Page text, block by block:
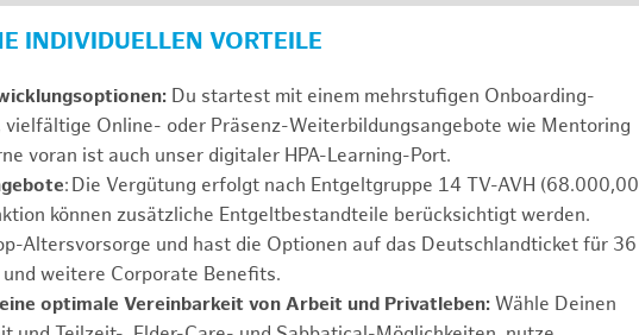
INDIVIDUELLEN VORTEILE
Du startest mit einem mehrstufigen Onboarding-
vielfältige Online- oder Präsenz-Weiterbildungsangebote wie Mentoring
voran ist auch unser digitaler HPA-Learning-Port.
: Die Vergütung erfolgt nach Entgeltgruppe 14 TV-AVH (68.000,00
können zusätzliche Entgeltbestandteile berücksichtigt werden.
Altersvorsorge und hast die Optionen auf das Deutschlandticket für 36
weitere Corporate Benefits.
optimale Vereinbarkeit von Arbeit und Privatleben: Wähle Deinen